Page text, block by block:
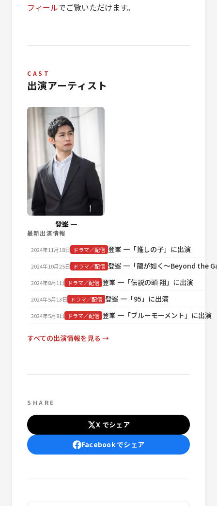
フィールでご覧いただけます。
CAST
出演アーティスト
登峯 一
最新出演情報
2024年11月18日 ドラマ／配信 登峯 一「推しの子」に出演
2024年10月25日 ドラマ／配信 登峯 一「龍が如く～Beyond the
2024年8月1日 ドラマ／配信 登峯 一「伝説の頭 翔」に出演
2024年5月13日 ドラマ／配信 登峯 一「95」に出演
2024年5月8日 ドラマ／配信 登峯 一「ブルーモーメント」に出演
すべての出演情報を見る →
SHARE
X でシェア
Facebook でシェア